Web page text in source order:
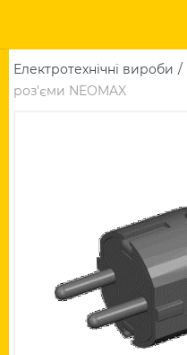
Електротехнічні вироби
роз'єми NEOMAX